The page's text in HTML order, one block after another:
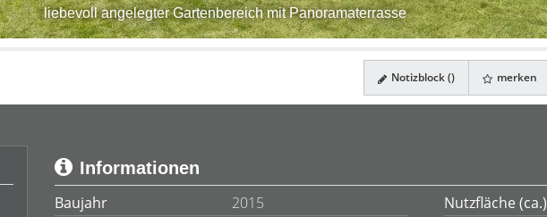
liebevoll angelegter Gartenbereich mit Panoramaterrasse
Notizblock () merken
Informationen
Baujahr
2015 Nutzfläche (ca.)